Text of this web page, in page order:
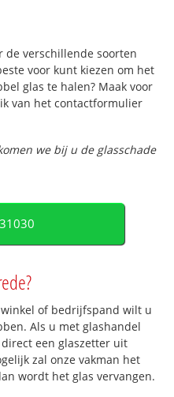
de verschillende soorten
voor kunt kiezen om het
glas te halen? Maak voor
van het contactformulier
we bij u de glasschade
of bedrijfspand wilt u
Als u met glashandel
een glaszetter uit
zal onze vakman het
wordt het glas vervangen.